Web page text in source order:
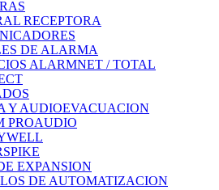
RECEPTORA
DE ALARMA
ALARMNET / TOTAL
Y AUDIOEVACUACION
PROAUDIO
EXPANSION
DE AUTOMATIZACION